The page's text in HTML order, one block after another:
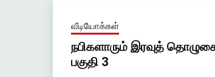
வீடியோக்கள்
நபிகளாரும் இரவுத்
பகுதி 3